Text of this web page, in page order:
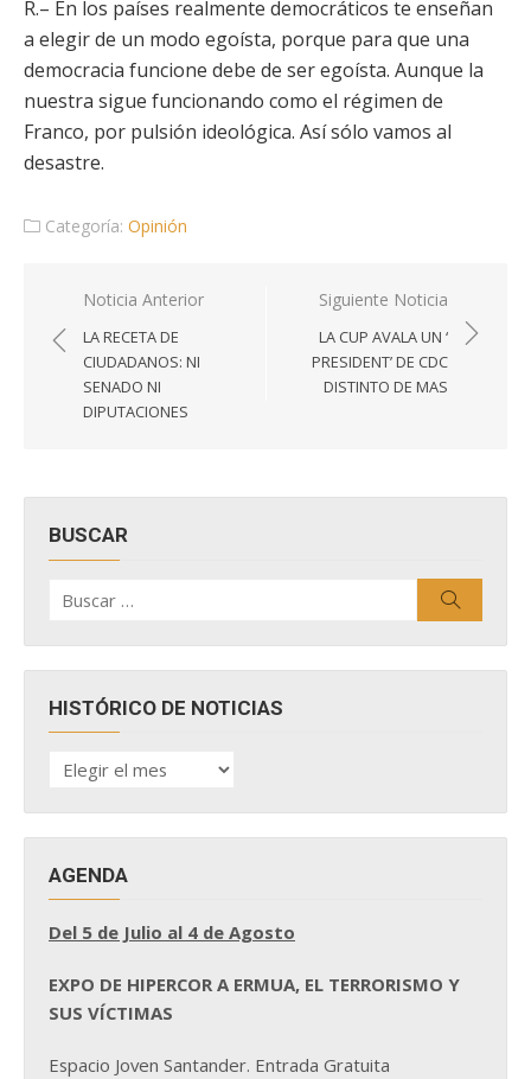
R.– En los países realmente democráticos te enseñan
a elegir de un modo egoísta, porque para que una
democracia funcione debe de ser egoísta. Aunque la
nuestra sigue funcionando como el régimen de
Franco, por pulsión ideológica. Así sólo vamos al
desastre.
Categoría: Opinión
Navegación
de
entradas
Noticia Anterior
LA RECETA DE
CIUDADANOS: NI
SENADO NI
DIPUTACIONES
Siguiente Noticia
LA CUP AVALA UN ‘
PRESIDENT’ DE CDC
DISTINTO DE MAS
BUSCAR
por:
HISTÓRICO DE NOTICIAS
HISTÓRICO
DE
AGENDA
Del 5 de Julio al 4 de Agosto
EXPO DE HIPERCOR A ERMUA, EL TERRORISMO Y
SUS VÍCTIMAS
Espacio Joven Santander. Entrada Gratuita